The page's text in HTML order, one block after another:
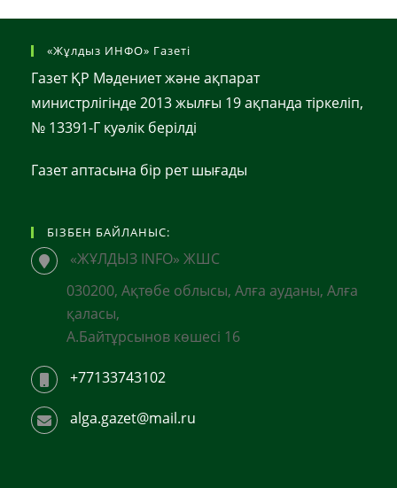
«Жұлдыз ИНФО» Газеті
Газет ҚР Мәдениет және ақпарат
министрлігінде 2013 жылғы 19 ақпанда тіркеліп,
№ 13391-Г куәлік берілді
Газет аптасына бір рет шығады
БІЗБЕН БАЙЛАНЫС:
«ЖҰЛДЫЗ INFO» ЖШС
030200, Ақтөбе облысы, Алға ауданы, Алға
қаласы,
А.Байтұрсынов көшесі 16
+77133743102
alga.gazet@mail.ru